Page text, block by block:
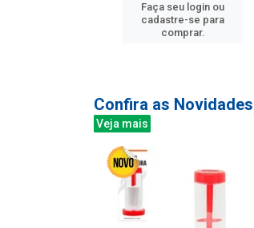
Faça seu login ou
cadastre-se para
comprar.
Confira as Novidades
Veja mais